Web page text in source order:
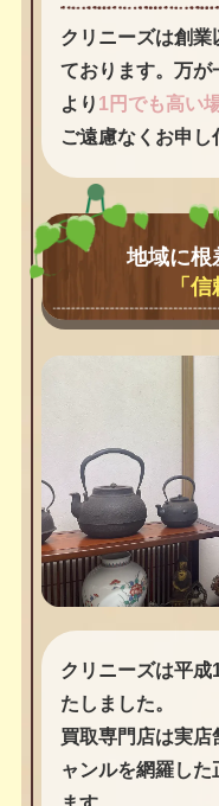
クリニーズは創業
ております。万が
より 1円でも高い
ご遠慮なくお申し
地域に根
「
クリニーズは平
たしました。
買取専門店は実
ャンルを網羅した